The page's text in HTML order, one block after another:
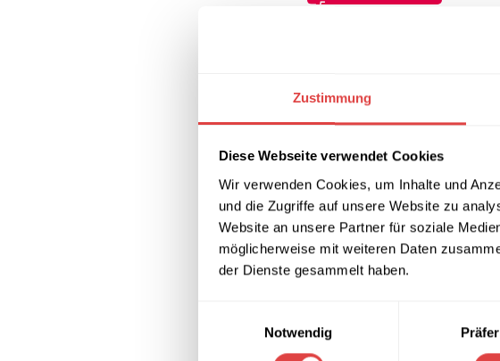
Zustimmung
Diese Webseite verwendet Cookies
Wir verwenden Cookies, um Inhalte und
und die Zugriffe auf unsere Website zu
Website an unsere Partner für soziale
möglicherweise mit weiteren Daten
der Dienste gesammelt haben.
NotwendigAblaufpumpe | 230 V
2.497,81